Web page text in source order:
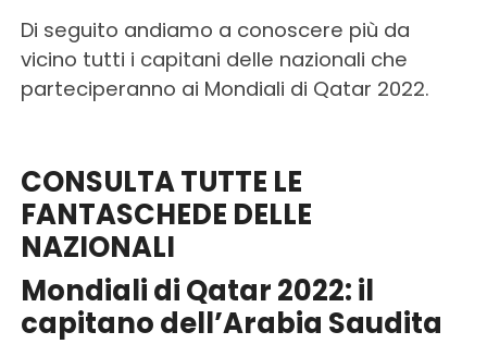
Di seguito andiamo a conoscere più da
vicino tutti i capitani delle nazionali che
parteciperanno ai Mondiali di Qatar 2022.
CONSULTA TUTTE LE
FANTASCHEDE DELLE
NAZIONALI
Mondiali di Qatar 2022: il
capitano dell’Arabia Saudita